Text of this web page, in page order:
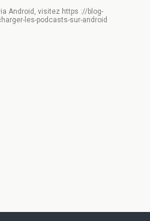
Android, visitez https ://blog-
les-podcasts-sur-android